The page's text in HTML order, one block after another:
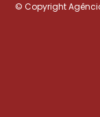
© Copyright